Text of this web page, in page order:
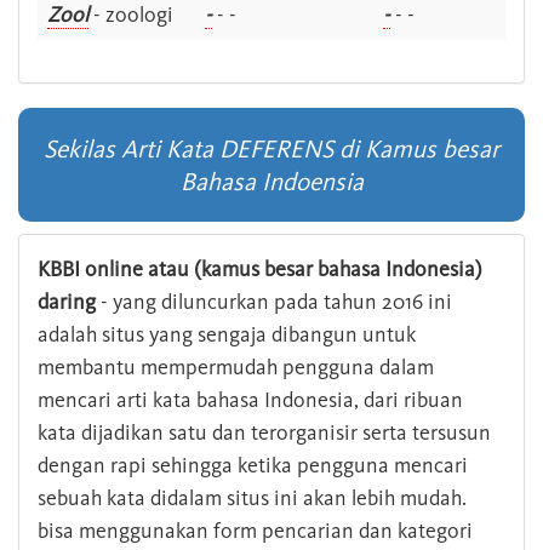
Zool- zoologi -- - -- -
Sekilas Arti Kata DEFERENS di Kamus besar
Bahasa Indoensia
KBBI online atau (kamus besar bahasa Indonesia)
daring- yang diluncurkan pada tahun 2016 ini
adalah situs yang sengaja dibangun untuk
membantu mempermudah pengguna dalam
mencari arti kata bahasa Indonesia, dari ribuan
kata dijadikan satu dan terorganisir serta tersusun
dengan rapi sehingga ketika pengguna mencari
sebuah kata didalam situs ini akan lebih mudah.
bisa menggunakan form pencarian dan kategori